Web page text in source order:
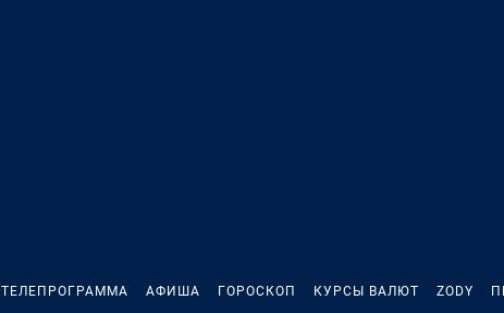
ТЕЛЕПРОГРАММА АФИША ГОРОСКОП КУРСЫ ВАЛЮТ ZODY